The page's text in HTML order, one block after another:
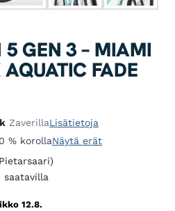
5 GEN 3 – MIAMI
FADE
ZaverillaLisätietoja
% korollaNäytä erät
saatavilla
12.8.